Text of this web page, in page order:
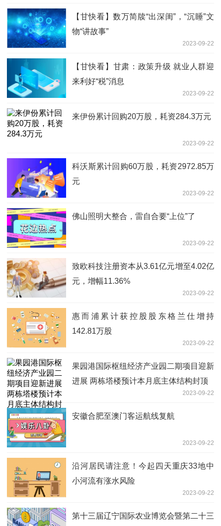
【甘快看】数万简牍“出深闺”，“沉睡”文
物“讲故事”
2023-09-22
【甘快看】甘肃：政策升级 就业人群迎
来利好“税”消息
2023-09-22
来伊份累计回购20万股，耗资284.3万元
2023-09-22
科沃斯累计回购60万股，耗资2972.85万
元
2023-09-22
佛山照明大整合，雷自合要“上位”了
2023-09-22
致欧科技注册资本从3.61亿元增至4.02亿
元，增幅11.36%
2023-09-22
惠而浦累计获控股股东格兰仕增持
142.81万股
2023-09-22
果园港国际枢纽经济产业园二期项目迎新
进展 两栋塔楼预计本月底主体结构封顶
2023-09-22
安徽合肥至澳门客运航线复航
2023-09-22
沿河居民请注意！今起四天重庆33地中
小河流有涨水风险
2023-09-22
第十三届辽宁国际农业博览会暨第二十三